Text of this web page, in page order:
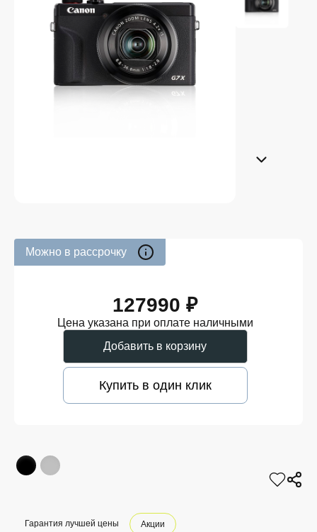
Можно в рассрочку
127990 ₽
Цена указана при оплате наличными
Добавить в корзину
Купить в один клик
Гарантия лучшей цены Акции